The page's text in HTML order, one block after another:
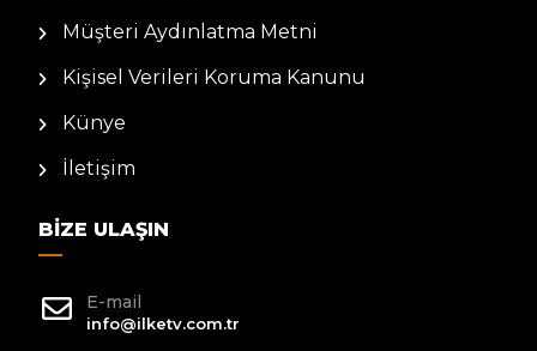
Müşteri Aydınlatma Metni
Kişisel Verileri Koruma Kanunu
Künye
İletişim
BIZE ULAŞIN
E-mail
info@ilketv.com.tr